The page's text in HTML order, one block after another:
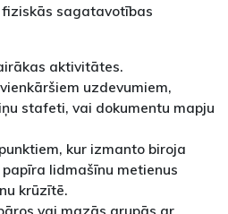
sagatavotības
aktivitātes.
uzdevumiem,
stafeti, vai dokumentu mapju
kur izmanto biroja
lidmašīnu metienus
krūzītē.
vai mazās grupās ar